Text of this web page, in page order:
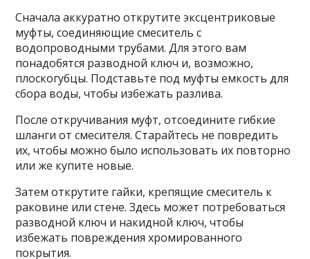
Сначала аккуратно открутите эксцентриковые
муфты, соединяющие смеситель с
водопроводными трубами. Для этого вам
понадобятся разводной ключ и, возможно,
плоскогубцы. Подставьте под муфты емкость для
сбора воды, чтобы избежать разлива.
После откручивания муфт, отсоедините гибкие
шланги от смесителя. Старайтесь не повредить
их, чтобы можно было использовать их повторно
или же купите новые.
Затем открутите гайки, крепящие смеситель к
раковине или стене. Здесь может потребоваться
разводной ключ и накидной ключ, чтобы
избежать повреждения хромированного
покрытия.